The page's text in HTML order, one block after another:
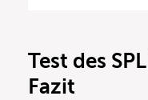
Test des
Fazit